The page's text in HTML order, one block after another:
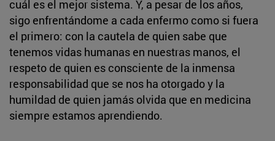
cuál es el mejor sistema. Y, a pesar de los años,
sigo enfrentándome a cada enfermo como si fuera
el primero: con la cautela de quien sabe que
tenemos vidas humanas en nuestras manos, el
respeto de quien es consciente de la inmensa
responsabilidad que se nos ha otorgado y la
humildad de quien jamás olvida que en medicina
siempre estamos aprendiendo.